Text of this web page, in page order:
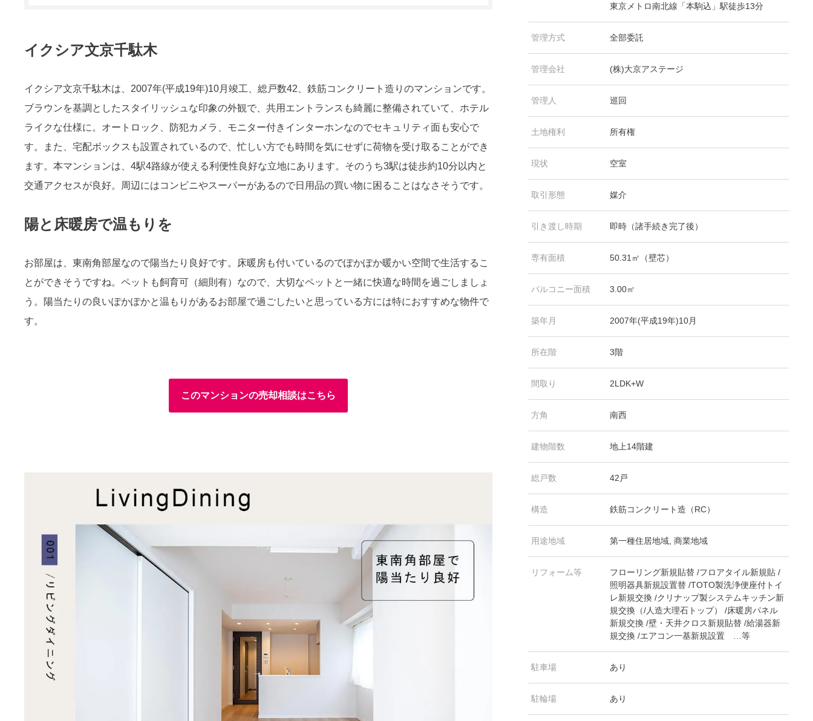
イクシア文京千駄木
イクシア文京千駄木は、2007年(平成19年)10月竣工、総戸数42、鉄筋コンクリート造りのマンションです。
ブラウンを基調としたスタイリッシュな印象の外観で、共用エントランスも綺麗に整備されていて、ホテル
ライクな仕様に。オートロック、防犯カメラ、モニター付きインターホンなのでセキュリティ面も安心で
す。また、宅配ボックスも設置されているので、忙しい方でも時間を気にせずに荷物を受け取ることができ
ます。本マンションは、4駅4路線が使える利便性良好な立地にあります。そのうち3駅は徒歩約10分以内と
交通アクセスが良好。周辺にはコンビニやスーパーがあるので日用品の買い物に困ることはなさそうです。
陽と床暖房で温もりを
お部屋は、東南角部屋なので陽当たり良好です。床暖房も付いているのでぽかぽか暖かい空間で生活するこ
とができそうですね。ペットも飼育可（細則有）なので、大切なペットと一緒に快適な時間を過ごしましょ
う。陽当たりの良いぽかぽかと温もりがあるお部屋で過ごしたいと思っている方には特におすすめな物件で
す。
このマンションの売却相談はこちら
東京メトロ南北線「本駒込」駅徒歩13分
管理方式 全部委託
管理会社 (株)大京アステージ
管理人 巡回
土地権利 所有権
現状 空室
取引形態 媒介
引き渡し時期 即時（諸手続き完了後）
専有面積 50.31㎡（壁芯）
バルコニー面積 3.00㎡
築年月 2007年(平成19年)10月
所在階 3階
間取り 2LDK+W
方角 南西
建物階数 地上14階建
総戸数 42戸
構造 鉄筋コンクリート造（RC）
用途地域 第一種住居地域, 商業地域
リフォーム等
フローリング新規貼替 /フロアタイル新規貼 /
照明器具新規設置替 /TOTO製洗浄便座付トイ
レ新規交換 /クリナップ製システムキッチン新
規交換（/人造大理石トップ） /床暖房パネル
新規交換 /壁・天井クロス新規貼替 /給湯器新
規交換 /エアコン一基新規設置 …等
駐車場 あり
駐輪場 あり